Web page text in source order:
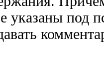
указаны